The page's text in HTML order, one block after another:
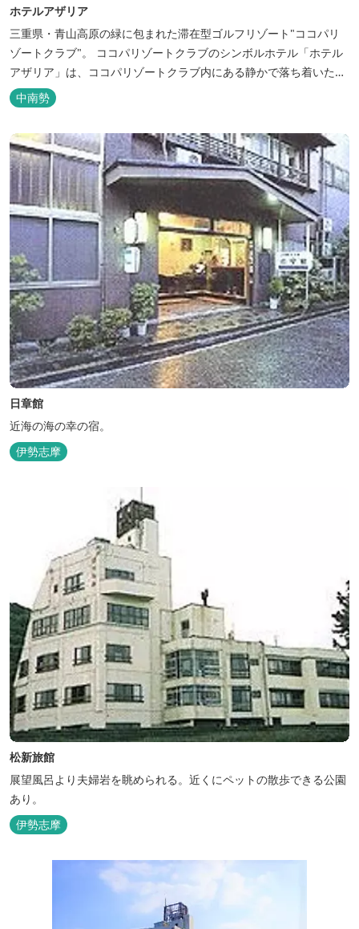
ホテルアザリア
三重県・青山高原の緑に包まれた滞在型ゴルフリゾート"ココパリ
ゾートクラブ"。 ココパリゾートクラブのシンボルホテル「ホテル
アザリア」は、ココパリゾートクラブ内にある静かで落ち着いた雰
囲気の宿泊施設です。 円筒形の特徴ある建物には、ツインや和洋室
など多彩な客室を備え、窓からはリゾートの美しい景色が広がりま
ちろん、伊勢...
中南勢
日章館
近海の海の幸の宿。
伊勢志摩
松新旅館
展望風呂より夫婦岩を眺められる。近くにペットの散歩できる公園
あり。
伊勢志摩